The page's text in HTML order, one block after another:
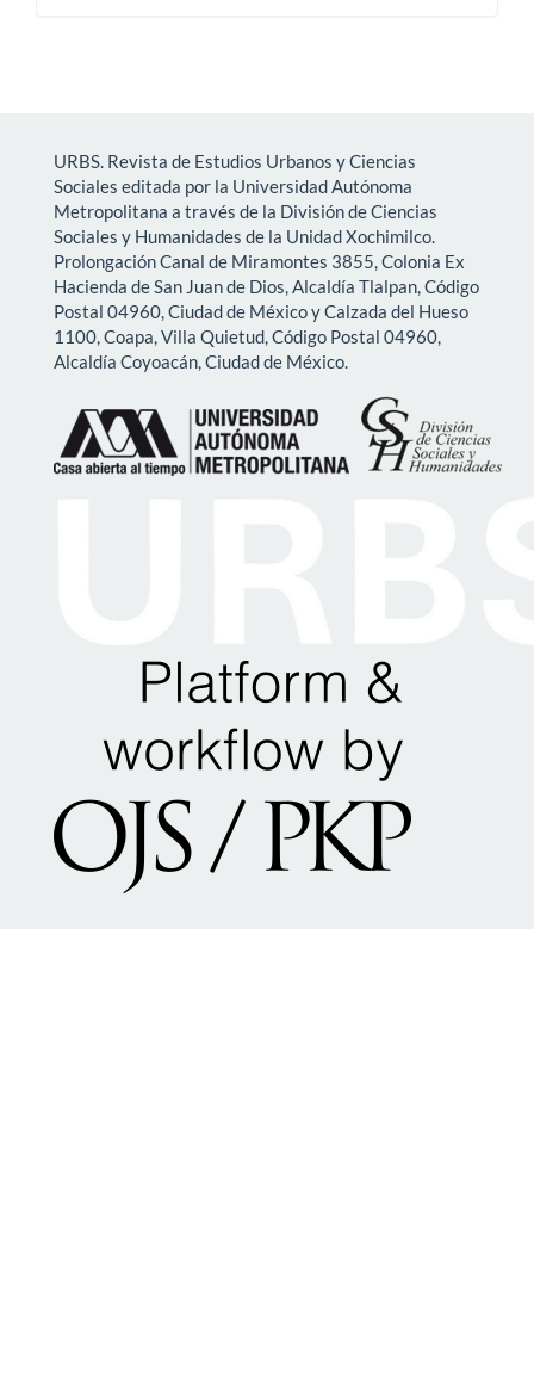
URBS. Revista de Estudios Urbanos y Ciencias
Sociales editada por la Universidad Autónoma
Metropolitana a través de la División de Ciencias
Sociales y Humanidades de la Unidad Xochimilco.
Prolongación Canal de Miramontes 3855, Colonia Ex
Hacienda de San Juan de Dios, Alcaldía Tlalpan, Código
Postal 04960, Ciudad de México y Calzada del Hueso
1100, Coapa, Villa Quietud, Código Postal 04960,
Alcaldía Coyoacán, Ciudad de México.